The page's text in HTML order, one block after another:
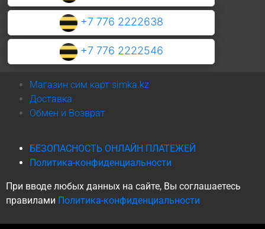
+7 776 2222638
+7 776 2222546
Магазин сим карт simka.kz
Доставка
Обмен и Возврат
БЕЗОПАСНОСТЬ ОНЛАЙН ПЛАТЕЖЕЙ
Политика-конфиденциальности
При вводе любых данных на сайте, Вы соглашаетесь
правилами Политика-конфиденциальности